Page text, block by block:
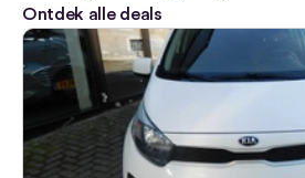
Ontdek alle deals